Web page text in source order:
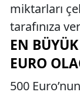
miktarları
tarafınıza
EN
EURO
500